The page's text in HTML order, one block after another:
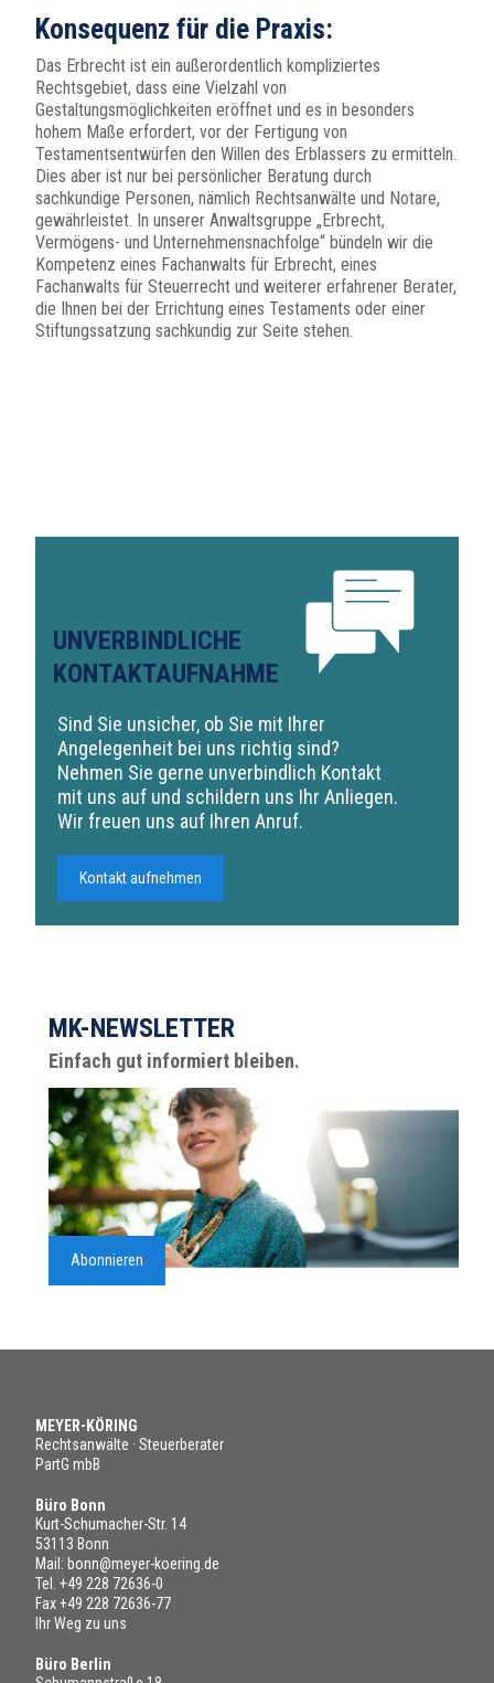
Konsequenz für die Praxis:
Das Erbrecht ist ein außerordentlich kompliziertes
Rechtsgebiet, dass eine Vielzahl von
Gestaltungsmöglichkeiten eröffnet und es in besonders
hohem Maße erfordert, vor der Fertigung von
Testamentsentwürfen den Willen des Erblassers zu ermitteln.
Dies aber ist nur bei persönlicher Beratung durch
sachkundige Personen, nämlich Rechtsanwälte und Notare,
gewährleistet. In unserer Anwaltsgruppe „Erbrecht,
Vermögens- und Unternehmensnachfolge“ bündeln wir die
Kompetenz eines Fachanwalts für Erbrecht, eines
Fachanwalts für Steuerrecht und weiterer erfahrener Berater,
die Ihnen bei der Errichtung eines Testaments oder einer
Stiftungssatzung sachkundig zur Seite stehen.
UNVERBINDLICHE
KONTAKTAUFNAHME
Sind Sie unsicher, ob Sie mit Ihrer
Angelegenheit bei uns richtig sind?
Nehmen Sie gerne unverbindlich Kontakt
mit uns auf und schildern uns Ihr Anliegen.
Wir freuen uns auf Ihren Anruf.
Kontakt aufnehmen
MK-NEWSLETTER
Einfach gut informiert bleiben.
Abonnieren
MEYER-KÖRING
Rechtsanwälte · Steuerberater
PartG mbB
Büro Bonn
Kurt-Schumacher-Str. 14
53113 Bonn
Mail: bonn@meyer-koering.de
Tel. +49 228 72636-0
Fax +49 228 72636-77
Ihr Weg zu uns
Büro Berlin